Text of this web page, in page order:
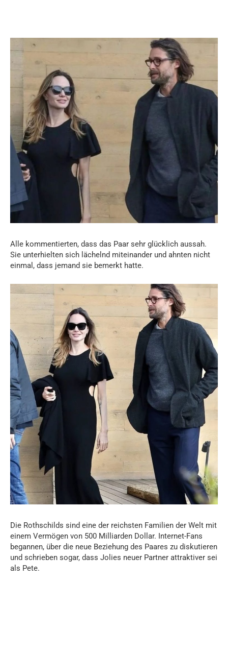
Alle kommentierten, dass das Paar sehr glücklich aussah.
Sie unterhielten sich lächelnd miteinander und ahnten nicht
einmal, dass jemand sie bemerkt hatte.
Die Rothschilds sind eine der reichsten Familien der Welt mit
einem Vermögen von 500 Milliarden Dollar. Internet-Fans
begannen, über die neue Beziehung des Paares zu diskutieren
und schrieben sogar, dass Jolies neuer Partner attraktiver sei
als Pete.